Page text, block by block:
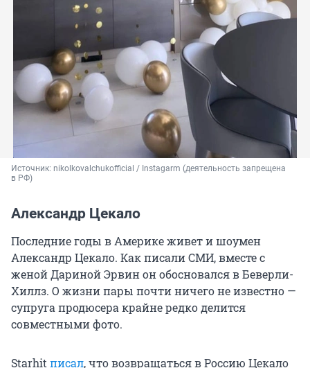
Источник: nikolkovalchukofficial / Instagarm (деятельность запрещена
в РФ)
Александр Цекало
Последние годы в Америке живет и шоумен
Александр Цекало. Как писали СМИ, вместе с
женой Дариной Эрвин он обосновался в Беверли-
Хиллз. О жизни пары почти ничего не известно —
супруга продюсера крайне редко делится
совместными фото.
Starhit писал, что возвращаться в Россию Цекало